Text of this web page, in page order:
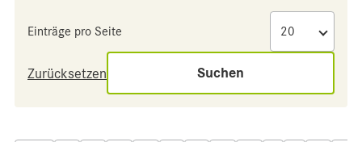
Einträge pro Seite
Zurücksetzen Suchen